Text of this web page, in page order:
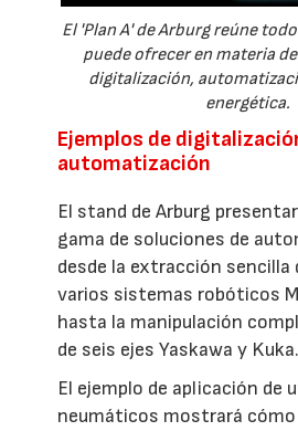
El 'Plan A' de Arburg reúne
puede ofrecer en materia
digitalización,
energética.
Ejemplos de
automatización
El stand de Arburg
gama de soluciones de
desde la extracción sencilla
varios sistemas robóticos
hasta la manipulación
de seis ejes Yaskawa y Kuka.
El ejemplo de aplicación de
neumáticos mostrará